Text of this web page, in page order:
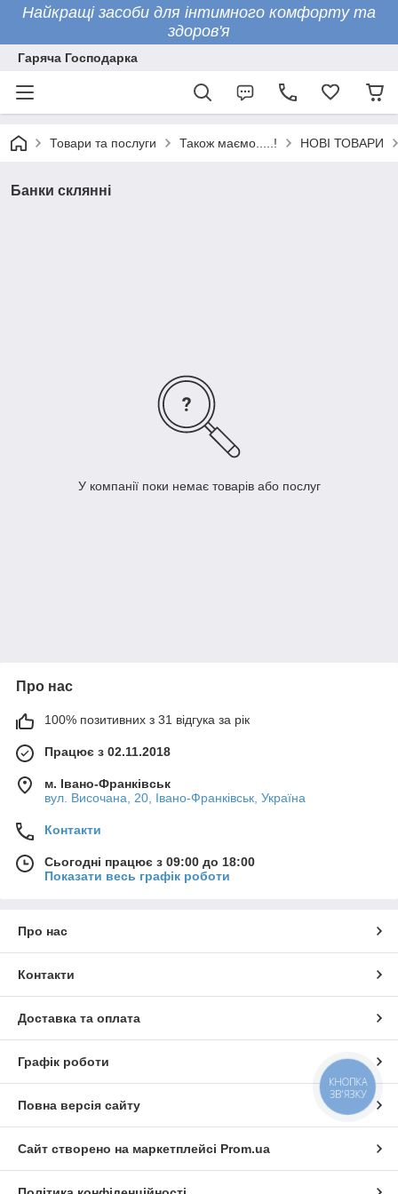
Найкращі засоби для інтимного комфорту та
здоров'я
Гаряча Господарка
Товари та послуги Також маємо.....! НОВІ ТОВАРИ
Банки склянні
У компанії поки немає товарів або послуг
Про нас
100% позитивних з 31 відгука за рік
Працює з 02.11.2018
м. Івано-Франківськ
вул. Височана, 20, Івано-Франківськ, Україна
Контакти
Сьогодні працює з 09:00 до 18:00
Показати весь графік роботи
Про нас
Контакти
Доставка та оплата
Графік роботи
Повна версія сайту
Сайт створено на маркетплейсі Prom.ua
КНОПКА
ЗВ'ЯЗКУ